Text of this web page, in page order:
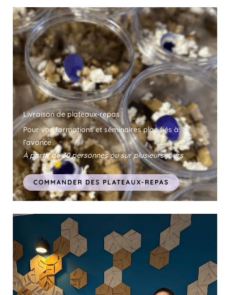
Livraison de plateaux-repas
Pour vos formations et séminaires planifiés à
l’avance
À partir de 30 personnes ou sur plusieurs jours
COMMANDER DES PLATEAUX-REPAS